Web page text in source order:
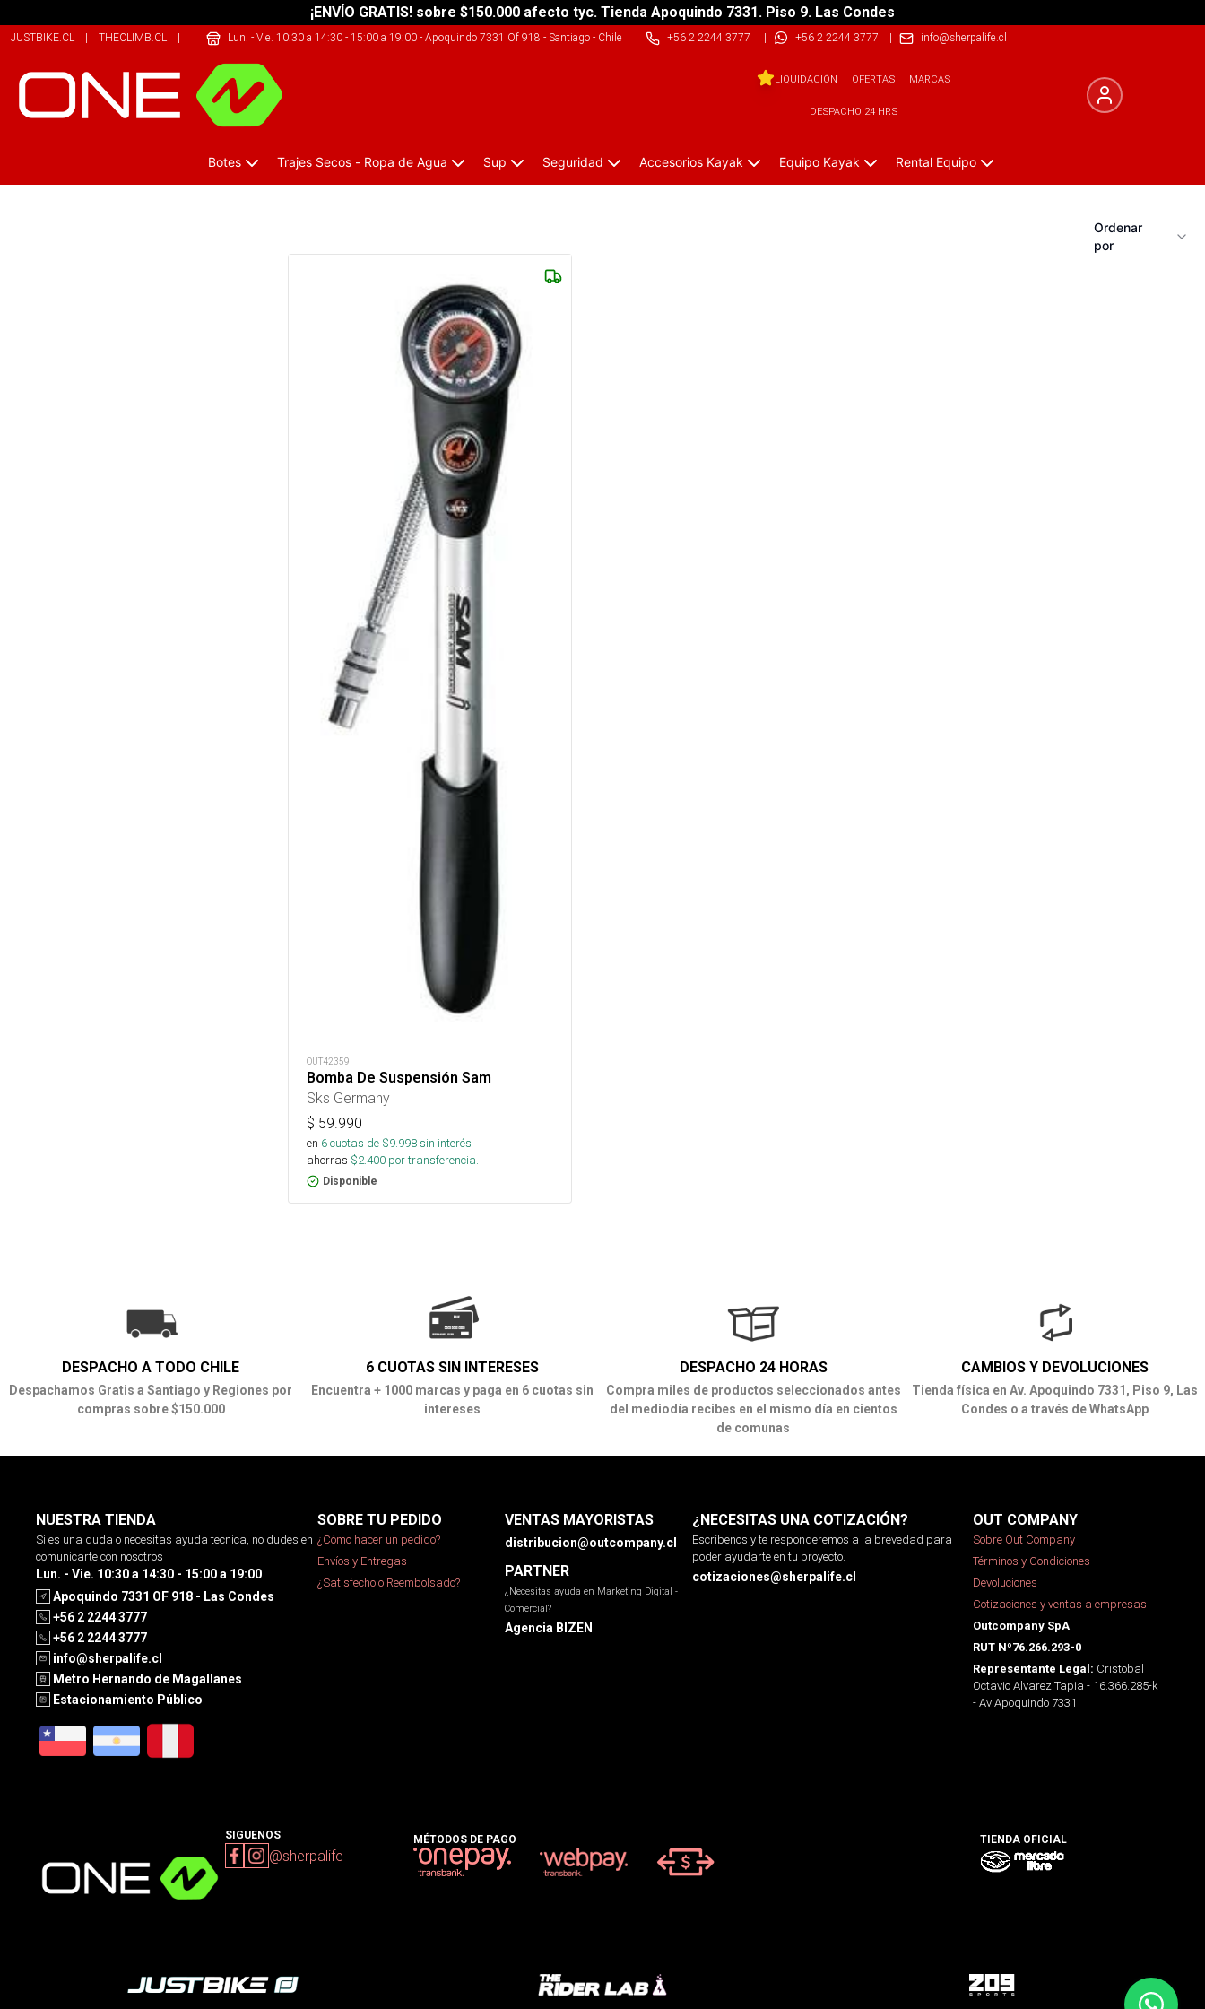
¡ENVÍO GRATIS! sobre $150.000 afecto tyc. Tienda Apoquindo 7331. Piso 9. Las Condes
JUSTBIKE.CL | THECLIMB.CL | THEARMY.CLLun. - Vie. 10:30 a 14:30 - 15:00 a 19:00- Apoquindo 7331 Of 918 - Santiago - Chile| +56 2 2244 3777 | +56 2 2244 3777 | info@sherpalife.cl
LIQUIDACIÓN OFERTAS MARCAS
DESPACHO 24 HRS
Botes Trajes Secos - Ropa de Agua Sup Seguridad Accesorios Kayak Equipo Kayak Rental Equipo
Ordenar
por
OUT42359
Bomba De Suspensión Sam
Sks Germany
$ 59.990
en 6cuotas de $9.998sin interés
ahorras $2.400 por transferencia.
Disponible
DESPACHO A TODO CHILE
Despachamos Gratis a Santiago y Regiones por
compras sobre $150.000
6 CUOTAS SIN INTERESES
Encuentra + 1000 marcas y paga en 6 cuotas sin
intereses
DESPACHO 24 HORAS
Compra miles de productos seleccionados antes
del mediodía recibes en el mismo día en cientos
de comunas
CAMBIOS Y DEVOLUCIONES
Tienda física en Av. Apoquindo 7331, Piso 9, Las
Condes o a través de WhatsApp
NUESTRA TIENDA
Si es una duda o necesitas ayuda tecnica, no dudes en
comunicarte con nosotros
Lun. - Vie. 10:30 a 14:30 - 15:00 a 19:00
Apoquindo 7331 OF 918 - Las Condes
+56 2 2244 3777
+56 2 2244 3777
info@sherpalife.cl
Metro Hernando de Magallanes
Estacionamiento Público
SOBRE TU PEDIDO
¿Cómo hacer un pedido?
Envíos y Entregas
¿Satisfecho o Reembolsado?
VENTAS MAYORISTAS
distribucion@outcompany.cl
PARTNER
¿Necesitas ayuda en Marketing Digital -
Comercial?
Agencia BIZEN
¿NECESITAS UNA COTIZACIÓN?
Escríbenos y te responderemos a la brevedad para
poder ayudarte en tu proyecto.
cotizaciones@sherpalife.cl
OUT COMPANY
Sobre Out Company
Términos y Condiciones
Devoluciones
Cotizaciones y ventas a empresas
Outcompany SpA
RUT Nº76.266.293-0
Representante Legal: Cristobal
Octavio Alvarez Tapia - 16.366.285-k
- Av Apoquindo 7331
SIGUENOS
@sherpalife
MÉTODOS DE PAGO TIENDA OFICIAL